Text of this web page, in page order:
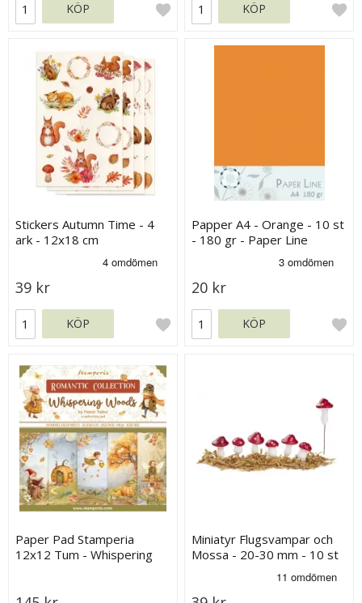
KÖP KÖP
Stickers Autumn Time - 4
ark - 12x18 cm
39 kr
KÖP
Papper A4 - Orange - 10 st
- 180 gr - Paper Line
20 kr
KÖP
Paper Pad Stamperia
12x12 Tum - Whispering
Miniatyr Flugsvampar och
Mossa - 20-30 mm - 10 st